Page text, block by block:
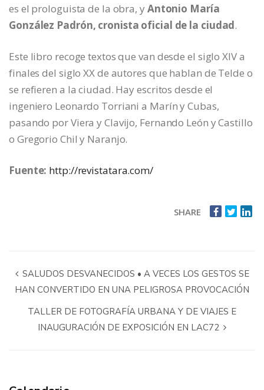
es el prologuista de la obra, y Antonio María
González Padrón, cronista oficial de la ciudad.
Este libro recoge textos que van desde el siglo XIV a
finales del siglo XX de autores que hablan de Telde o
se refieren a la ciudad. Hay escritos desde el
ingeniero Leonardo Torriani a Marín y Cubas,
pasando por Viera y Clavijo, Fernando León y Castillo
o Gregorio Chil y Naranjo.
Fuente: http://revistatara.com/
SHARE
SALUDOS DESVANECIDOS • A VECES LOS GESTOS SE
HAN CONVERTIDO EN UNA PELIGROSA PROVOCACIÓN
TALLER DE FOTOGRAFÍA URBANA Y DE VIAJES E
INAUGURACIÓN DE EXPOSICIÓN EN LAC72